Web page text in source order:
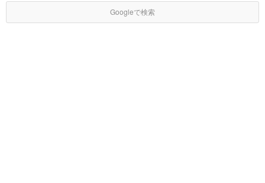
Googleで検索